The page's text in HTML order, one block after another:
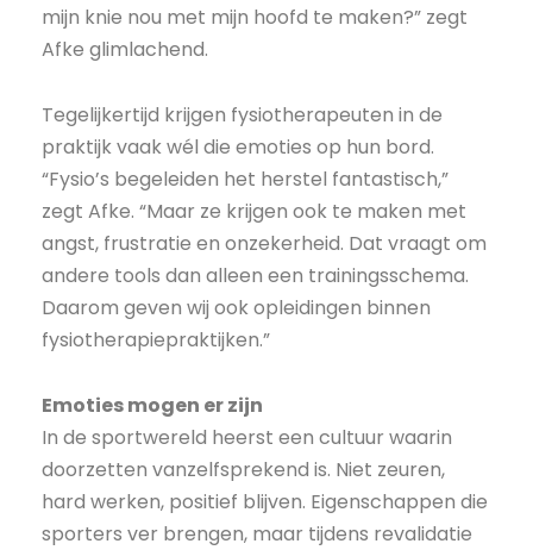
mijn knie nou met mijn hoofd te maken?” zegt
Afke glimlachend.
Tegelijkertijd krijgen fysiotherapeuten in de
praktijk vaak wél die emoties op hun bord.
“Fysio’s begeleiden het herstel fantastisch,”
zegt Afke. “Maar ze krijgen ook te maken met
angst, frustratie en onzekerheid. Dat vraagt om
andere tools dan alleen een trainingsschema.
Daarom geven wij ook opleidingen binnen
fysiotherapiepraktijken.”
Emoties mogen er zijn
In de sportwereld heerst een cultuur waarin
doorzetten vanzelfsprekend is. Niet zeuren,
hard werken, positief blijven. Eigenschappen die
sporters ver brengen, maar tijdens revalidatie